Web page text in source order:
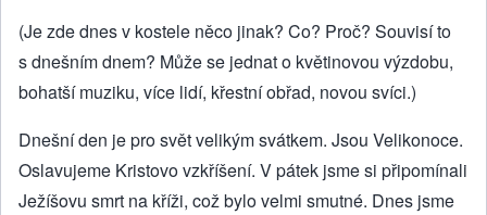
(Je zde dnes v kostele něco jinak? Co? Proč? Souvisí to
s dnešním dnem? Může se jednat o květinovou výzdobu,
bohatší muziku, více lidí, křestní obřad, novou svíci.)
Dnešní den je pro svět velikým svátkem. Jsou Velikonoce.
Oslavujeme Kristovo vzkříšení. V pátek jsme si připomínali
Ježíšovu smrt na kříži, což bylo velmi smutné. Dnes jsme